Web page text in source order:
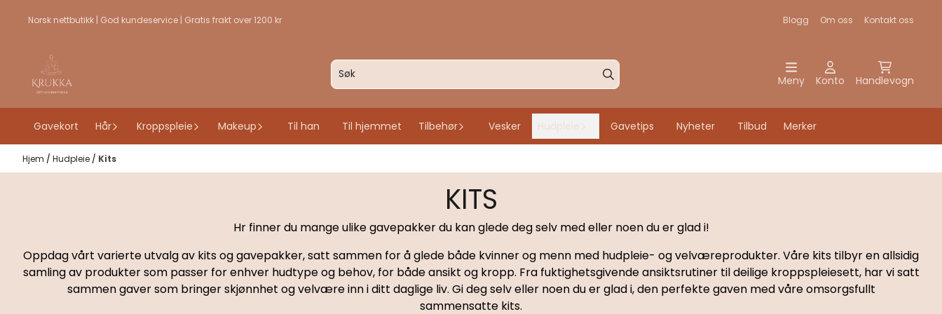
Hopp til innhold
Norsk nettbutikk | God kundeservice | Gratis frakt over 1200 kr Blogg Om oss Kontakt oss
Meny Konto Handlevogn
Gavekort Hår Kroppspleie Makeup Til han Til hjemmet Tilbehør Vesker Hudpleie Gavetips Nyheter Tilbud Merker
Hjem / Hudpleie / Kits
KITS
Hr finner du mange ulike gavepakker du kan glede deg selv med eller noen du er glad i!
Oppdag vårt varierte utvalg av kits og gavepakker, satt sammen for å glede både kvinner og menn med hudpleie- og velværeprodukter. Våre kits tilbyr en allsidig
samling av produkter som passer for enhver hudtype og behov, for både ansikt og kropp. Fra fuktighetsgivende ansiktsrutiner til deilige kroppspleiesett, har vi satt
sammen gaver som bringer skjønnhet og velvære inn i ditt daglige liv. Gi deg selv eller noen du er glad i, den perfekte gaven med våre omsorgsfullt
sammensatte kits.